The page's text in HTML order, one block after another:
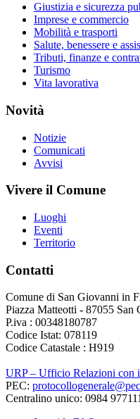
Giustizia e sicurezza
Imprese e commercio
Mobilità e trasporti
Salute, benessere e
Tributi, finanze e
Turismo
Vita lavorativa
Novità
Notizie
Comunicati
Avvisi
Vivere il Comune
Luoghi
Eventi
Territorio
Contatti
Comune di San Giovanni in
Piazza Matteotti - 87055
P.iva : 00348180787
Codice Istat: 078119
Codice Catastale : H919
URP – Ufficio Relazioni con
PEC:
Centralino unico: 0984 977111